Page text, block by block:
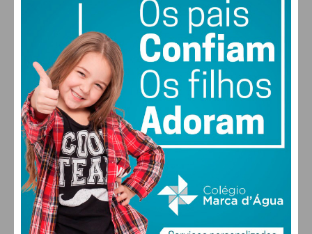
QUI SEX
29°
SÁB
28
DOM
FARMACIAS DE SERVIÇO EM PAÇOS DE
FERREIRA